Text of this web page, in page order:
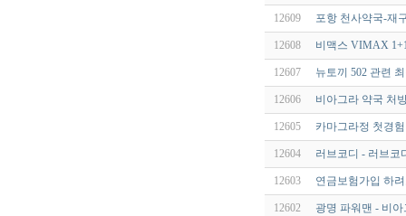
12609 포항 천사약국-재
12608 비맥스 VIMAX
12607 뉴토끼 502 관련
12606 비아그라 약국 처
12605 카마그라정 첫경
12604 러브코디 - 러브코
12603 연금보험가입 하
12602 광명 파워맨 - 비